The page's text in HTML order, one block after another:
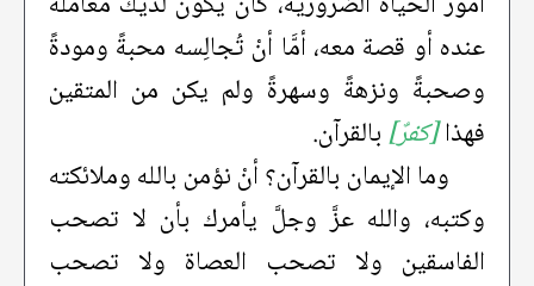
عنده أو قصة معه، أمَّا أنْ تُجالِسه محبةً ومودةً
وصحبةً ونزهةً وسهرةً ولم يكن من المتقين
فهذا[كفرٌ]بالقرآن.
وما الإيمان بالقرآن؟ أنْ نؤمن بالله وملائكته
وكتبه، والله عزَّ وجلَّ يأمرك بأن لا تصحب
الفاسقين ولا تصحب العصاة ولا تصحب